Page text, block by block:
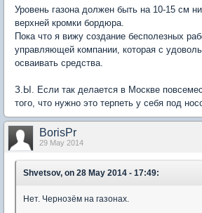
Уровень газона должен быть на 10-15 см
верхней кромки бордюра.
Пока что я вижу создание бесполезных
управляющей компании, которая с
осваивать средства.
З.Ы. Если так делается в Москве
того, что нужно это терпеть у себя под
BorisPr
29 May 2014
Shvetsov, on 28 May 2014 - 17:49:
Нет. Чернозём на газонах.